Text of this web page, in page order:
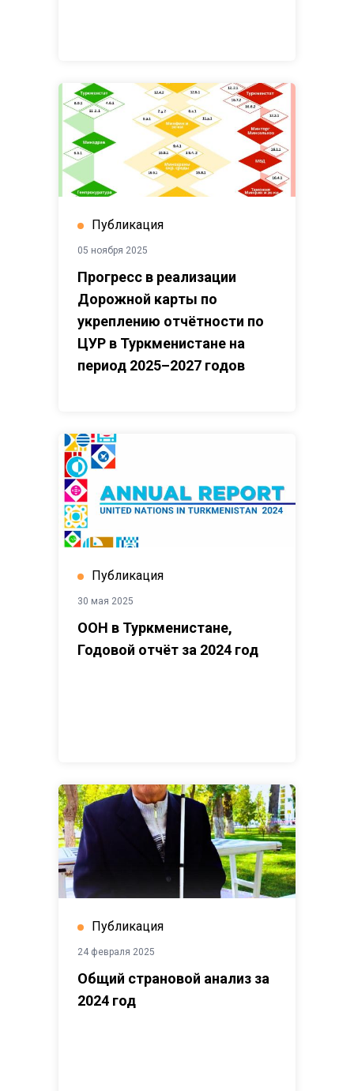
Публикация
05 ноября 2025
Прогресс в реализации
Дорожной карты по
укреплению отчётности по
ЦУР в Туркменистане на
период 2025–2027 годов
Публикация
30 мая 2025
ООН в Туркменистане,
Годовой отчёт за 2024 год
Публикация
24 февраля 2025
Общий страновой анализ за
2024 год